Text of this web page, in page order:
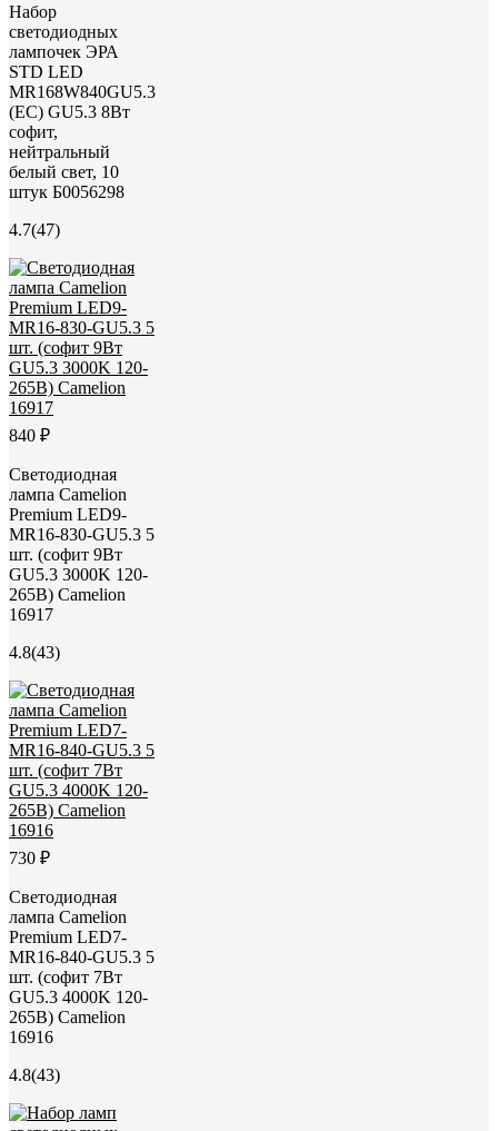
Набор
светодиодных
лампочек ЭРА
STD LED
MR168W840GU5.3
(EC) GU5.3 8Вт
софит,
нейтральный
белый свет, 10
штук Б0056298
4.7(47)
840 ₽
Светодиодная
лампа Сamelion
Premium LED9-
MR16-830-GU5.3 5
шт. (софит 9Вт
GU5.3 3000K 120-
265В) Camelion
16917
4.8(43)
730 ₽
Светодиодная
лампа Сamelion
Premium LED7-
MR16-840-GU5.3 5
шт. (софит 7Вт
GU5.3 4000K 120-
265В) Camelion
16916
4.8(43)